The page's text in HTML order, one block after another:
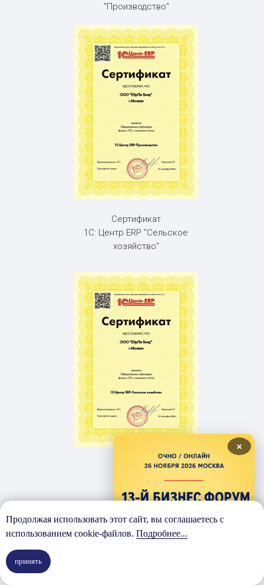
"Производство"
Сертификат
1С: Центр ERP "Сельское
хозяйство"
235
Продолжая использовать этот сайт, вы соглашаетесь с
использованием cookie-файлов. Подробнее...
принять
×